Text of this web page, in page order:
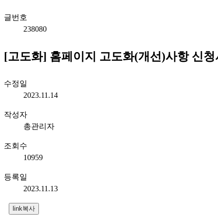
글번호
238080
[고도화] 홈페이지 고도화(개선)사항 신청
수정일
2023.11.14
작성자
총관리자
조회수
10959
등록일
2023.11.13